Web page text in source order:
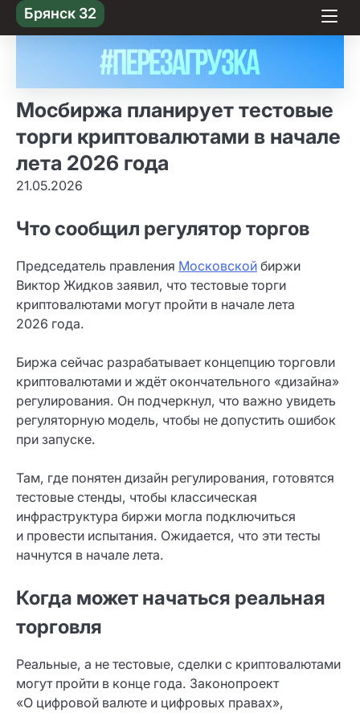
Skip
to content
Брянск 32
Мосбиржа планирует тестовые
торги криптовалютами в начале
лета 2026 года
21.05.2026
Что сообщил регулятор торгов
Председатель правления Московской биржи
Виктор Жидков заявил, что тестовые торги
криптовалютами могут пройти в начале лета
2026 года.
Биржа сейчас разрабатывает концепцию торговли
криптовалютами и ждёт окончательного «дизайна»
регулирования. Он подчеркнул, что важно увидеть
регуляторную модель, чтобы не допустить ошибок
при запуске.
Там, где понятен дизайн регулирования, готовятся
тестовые стенды, чтобы классическая
инфраструктура биржи могла подключиться
и провести испытания. Ожидается, что эти тесты
начнутся в начале лета.
Когда может начаться реальная
торговля
Реальные, а не тестовые, сделки с криптовалютами
могут пройти в конце года. Законопроект
«О цифровой валюте и цифровых правах»,